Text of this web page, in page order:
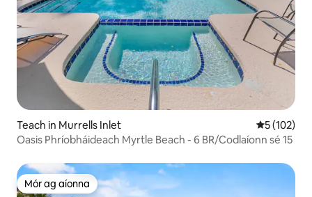
Teach in Murrells Inlet Meánrátáil
5 (102)
Oasis Phríobháideach Myrtle Beach - 6 BR/Codlaíonn sé 15
Mór ag aíonna
Mór ag aíonna